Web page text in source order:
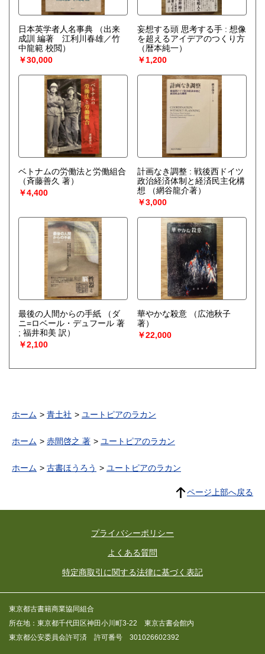
日本英学者人名事典
（出来
成訓 編著 江利川春雄／竹
中龍範 校閲）
￥30,000
妄想する頭 思考する手 : 想像
を超えるアイデアのつくり方
（暦本純一）
￥1,200
ベトナムの労働法と労働組合
（斉藤善久 著）
￥4,400
計画なき調整 : 戦後西ドイツ
政治経済体制と経済民主化構
想
（網谷龍介著）
￥3,000
最後の人間からの手紙
（ダ
ニ=ロベール・デュフール 著
; 福井和美 訳）
￥2,100
華やかな殺意
（広池秋子
著）
￥22,000
ホーム 青土社 ユートピアのラカン
ホーム 赤間啓之 著 ユートピアのラカン
ホーム 古書ほうろう ユートピアのラカン
ページ上部へ戻る
プライバシーポリシー
よくある質問
特定商取引に関する法律に基づく表記
東京都古書籍商業協同組合
所在地：東京都千代田区神田小川町3-22 東京古書会館内
東京都公安委員会許可済 許可番号 301026602392